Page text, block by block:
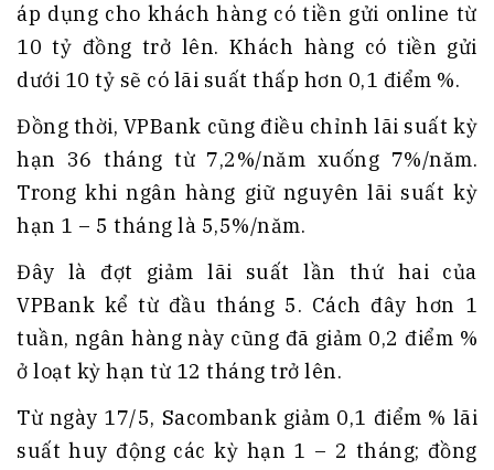
áp dụng cho khách hàng có tiền gửi online từ
10 tỷ đồng trở lên. Khách hàng có tiền gửi
dưới 10 tỷ sẽ có lãi suất thấp hơn 0,1 điểm %.
Đồng thời, VPBank cũng điều chỉnh lãi suất kỳ
hạn 36 tháng từ 7,2%/năm xuống 7%/năm.
Trong khi ngân hàng giữ nguyên lãi suất kỳ
hạn 1 – 5 tháng là 5,5%/năm.
Đây là đợt giảm lãi suất lần thứ hai của
VPBank kể từ đầu tháng 5. Cách đây hơn 1
tuần, ngân hàng này cũng đã giảm 0,2 điểm %
ở loạt kỳ hạn từ 12 tháng trở lên.
Từ ngày 17/5, Sacombank giảm 0,1 điểm % lãi
suất huy động các kỳ hạn 1 – 2 tháng; đồng